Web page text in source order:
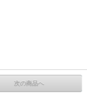
次の商品へ